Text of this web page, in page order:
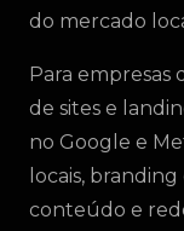
do mercado
Para empresas
de sites e
no Google e
locais,
conteúdo e